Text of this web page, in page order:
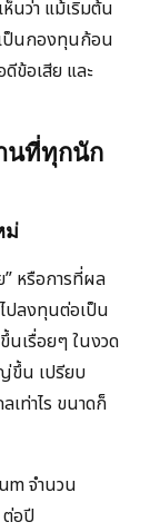
นว่า แม้เริ่มต้น
เป็นกองทุนก้อน
ดีข้อเสีย และ
นที่ทุกนัก
ม่
หรือการที่ผล
ปลงทุนต่อเป็น
นเรื่อยๆ ในงวด
ขึ้น เปรียบ
เท่าไร ขนาดก็
จำนวน
ต่อปี